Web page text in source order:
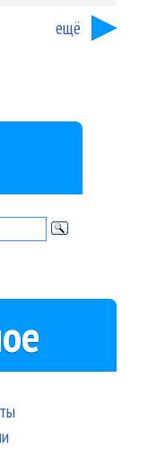
ещё